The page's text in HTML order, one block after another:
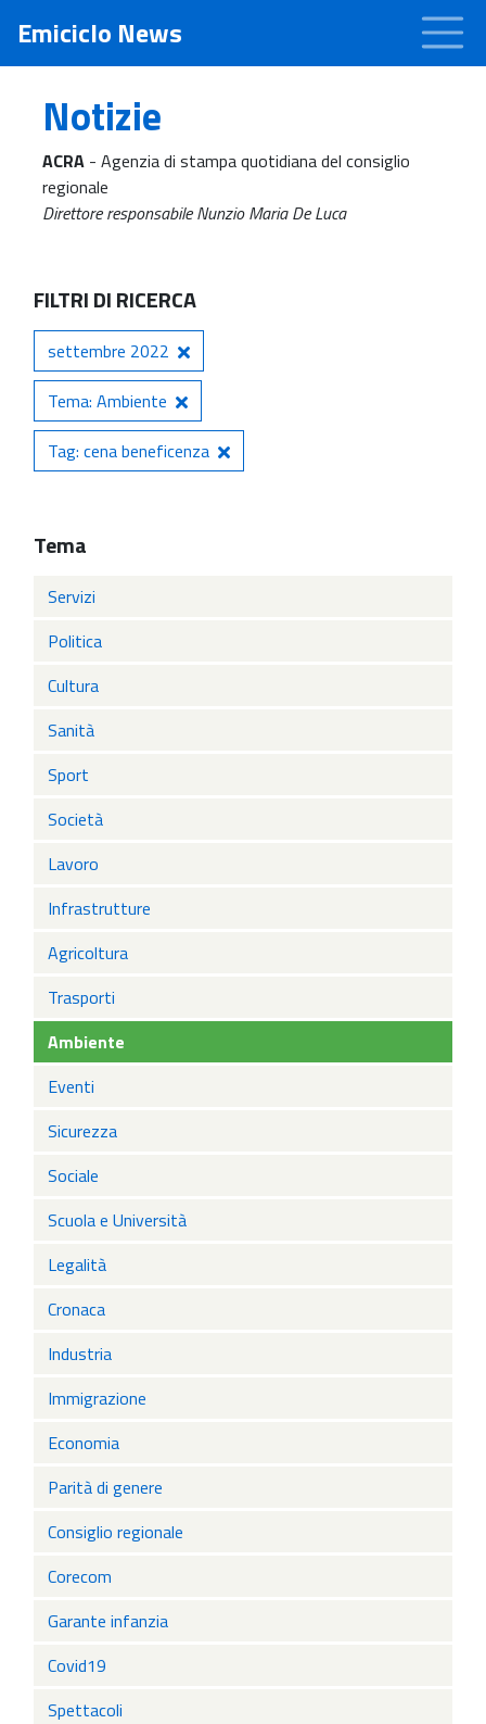
Emiciclo News
Notizie
ACRA - Agenzia di stampa quotidiana del consiglio
regionale
Direttore responsabile Nunzio Maria De Luca
FILTRI DI RICERCA
settembre 2022
Tema: Ambiente
Tag: cena beneficenza
Tema
Servizi
Politica
Cultura
Sanità
Sport
Società
Lavoro
Infrastrutture
Agricoltura
Trasporti
Ambiente
Eventi
Sicurezza
Sociale
Scuola e Università
Legalità
Cronaca
Industria
Immigrazione
Economia
Parità di genere
Consiglio regionale
Corecom
Garante infanzia
Covid19
Spettacoli